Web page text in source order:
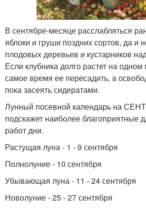
В сентябре-месяце расслабляться
яблоки и груши поздних сортов, да и
плодовых деревьев и кустарников
Если клубника долго растет на одном
самое время ее пересадить, а
пока засеять сидератами.
Лунный посевной календарь на
подскажет наиболее благоприятные
работ дни.
Растущая луна - 1 - 9 сентября
Полнолуние - 10 сентября
Убывающая луна - 11 - 24 сентября
Новолуние - 25 - 27 сентября